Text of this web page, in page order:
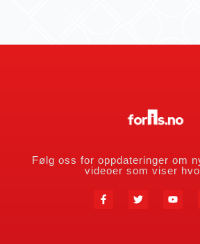
Følg oss for oppdateringer om
videoer som viser